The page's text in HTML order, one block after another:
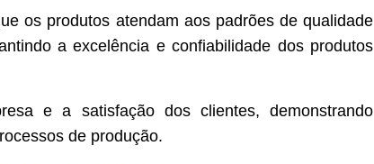
os produtos atendam aos padrões de qualidade
a excelência e confiabilidade dos produtos
e a satisfação dos clientes, demonstrando
de produção.